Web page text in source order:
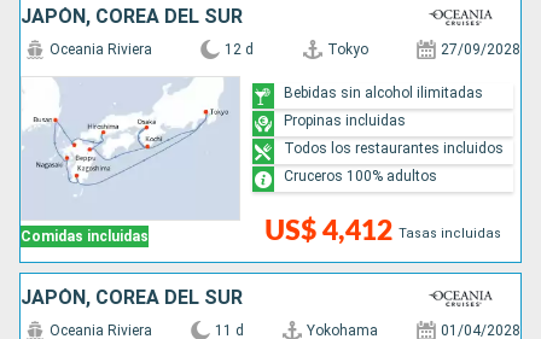
JAPÓN, COREA DEL SUR
Comidas incluidas
Oceania Riviera 12 d Tokyo 27/09/2028
US$ 4,412 Tasas incluidas
Bebidas sin alcohol ilimitadas
Propinas incluidas
Todos los restaurantes incluidos
Cruceros 100% adultos
JAPÓN, COREA DEL SUR
Oceania Riviera 11 d Yokohama 01/04/2028